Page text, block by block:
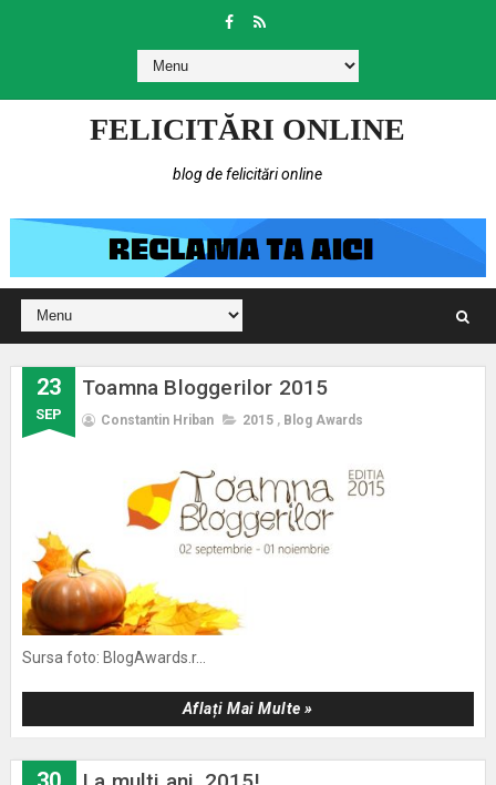
FELICITĂRI ONLINE
blog de felicitări online
23
SEP
Toamna Bloggerilor 2015
Constantin Hriban 2015 , Blog Awards
Sursa foto: BlogAwards.r...
Aflați Mai Multe »